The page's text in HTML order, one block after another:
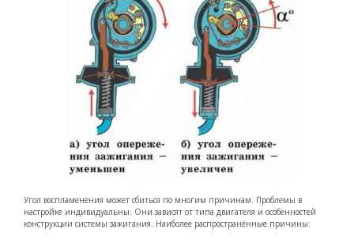
Угол воспламенения может сбиться по многим причинам. Проблемы в
настройке индивидуальны. Они зависят от типа двигателя и особенностей
конструкции системы зажигания. Наиболее распространённые причины: